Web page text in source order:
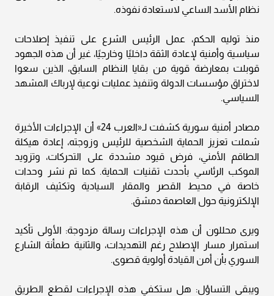
نظام الأسد الساعي لاستعادة نفوذه.
منذ توليه الحكم، عمل الرئيس الشرع على تنفيذ إصلاحات
سياسية وأمنية لإعادة الثقة داخليًا وخارجيًا، غير أن هذه الجهود
قوبلت بمعارضة قوية من بقايا النظام السابق، الذين سعوا
لاختراق مؤسسات الدولة وتنفيذ عمليات نوعية لإرباك المشهد
السياسي.
مصادر أمنية سورية كشفت لـ«العرب 24» أن الإجراءات الأخيرة
شملت تعزيز الحماية الشخصية للرئيس وزوجته، إعادة هيكلة
الطاقم الأمني، فرض قيود مشددة على التحركات، وتزويد
الموكب الرئاسي بأحدث تقنيات الحماية. كما تم نشر وحدات
خاصة في محيط القصر والمقار السيادية وتكثيف الرقابة
الإلكترونية حول العاصمة دمشق.
ويرى محللون أن هذه الإجراءات رسالة مزدوجة: الأولى تأكيد
استمرار مسار الإصلاح رغم التهديدات، والثانية طمأنة الشارع
السوري بأن أمن القيادة أولوية قصوى.
ويبقى التساؤل: هل ستكفي هذه الإجراءات لقطع الطريق